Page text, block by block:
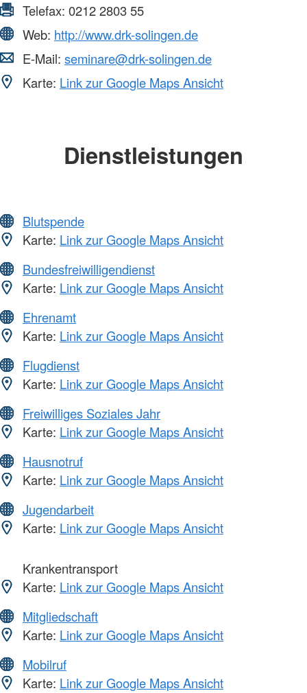
Telefax: 0212 2803 55
Web: http://www.drk-solingen.de
E-Mail: seminare@drk-solingen.de
Karte: Link zur Google Maps Ansicht
Dienstleistungen
Blutspende
Karte: Link zur Google Maps Ansicht
Bundesfreiwilligendienst
Karte: Link zur Google Maps Ansicht
Ehrenamt
Karte: Link zur Google Maps Ansicht
Flugdienst
Karte: Link zur Google Maps Ansicht
Freiwilliges Soziales Jahr
Karte: Link zur Google Maps Ansicht
Hausnotruf
Karte: Link zur Google Maps Ansicht
Jugendarbeit
Karte: Link zur Google Maps Ansicht
Krankentransport
Karte: Link zur Google Maps Ansicht
Mitgliedschaft
Karte: Link zur Google Maps Ansicht
Mobilruf
Karte: Link zur Google Maps Ansicht